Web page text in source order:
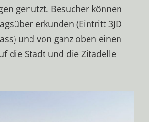
genutzt. Besucher können
erkunden (Eintritt 3JD
und von ganz oben einen
die Stadt und die Zitadelle